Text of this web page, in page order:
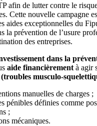
afin de lutter contre le
Cette nouvelle campagne
aides exceptionnelles du
la prévention de l’usure
des entreprises.
dans la
aide financièrement à agir
musculo-
manuelles de charges ;
pénibles définies comme
;
mécaniques.